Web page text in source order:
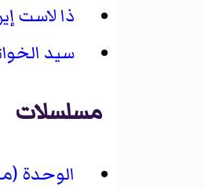
ذا لاست
سيد
مسلسلات
الوحدة